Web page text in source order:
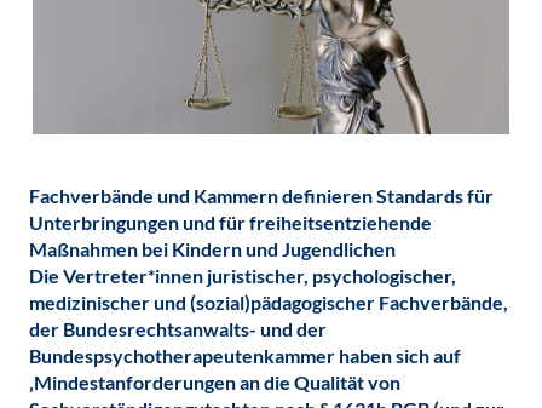
Fachverbände und Kammern definieren Standards für
Unterbringungen und für freiheitsentziehende
Maßnahmen bei Kindern und Jugendlichen
Die Vertreter*innen juristischer, psychologischer,
medizinischer und (sozial)pädagogischer Fachverbände,
der Bundesrechtsanwalts- und der
Bundespsychotherapeutenkammer haben sich auf
‚Mindestanforderungen an die Qualität von